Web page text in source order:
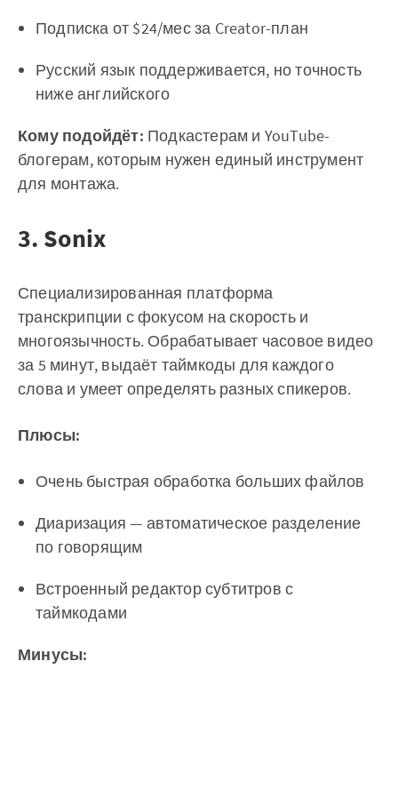
Подписка от $24/мес за Creator-план
Русский язык поддерживается, но точность
ниже английского
Кому подойдёт: Подкастерам и YouTube-
блогерам, которым нужен единый инструмент
для монтажа.
3. Sonix
Специализированная платформа
транскрипции с фокусом на скорость и
многоязычность. Обрабатывает часовое видео
за 5 минут, выдаёт таймкоды для каждого
слова и умеет определять разных спикеров.
Плюсы:
Очень быстрая обработка больших файлов
Диаризация — автоматическое разделение
по говорящим
Встроенный редактор субтитров с
таймкодами
Минусы: